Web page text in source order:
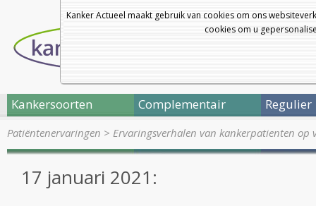
Kanker Actueel maakt gebruik van cookies om ons
cookies om u
Kankersoorten Complementair Regulier
Patiëntenervaringen > Ervaringsverhalen van kankerpatienten op
17 januari 2021: